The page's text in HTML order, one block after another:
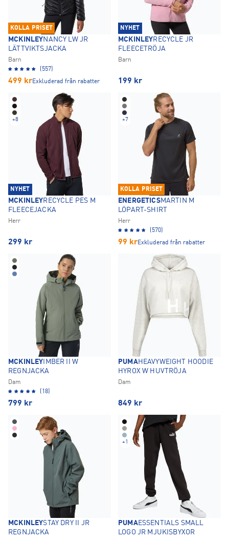
KOLLA PRISET
MCKINLEYNANCY LW JR
LÄTTVIKTSJACKA
Barn
(557)
499 krExkluderad från rabatter
NYHET
MCKINLEYRECYCLE JR
FLEECETRÖJA
Barn
199 kr
+8
NYHET
MCKINLEYRECYCLE PES M
FLEECEJACKA
Herr
299 kr
+7
KOLLA PRISET
ENERGETICSMARTIN M
LÖPART-SHIRT
Herr
(570)
99 krExkluderad från rabatter
MCKINLEY IMBER II W
REGNJACKA
Dam
(18)
799 kr
PUMAHEAVYWEIGHT HOODIE
HYROX W HUVTRÖJA
Dam
849 kr
MCKINLEYSTAY DRY II JR
REGNJACKA
+1
PUMAESSENTIALS SMALL
LOGO JR MJUKISBYXOR